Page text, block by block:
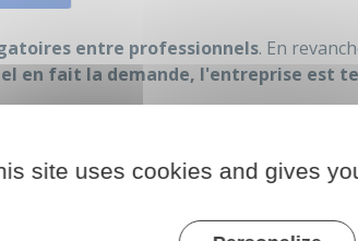
entre professionnels. En
en fait la demande, l'entreprise est
comporter les
du bien
site uses cookies and gives